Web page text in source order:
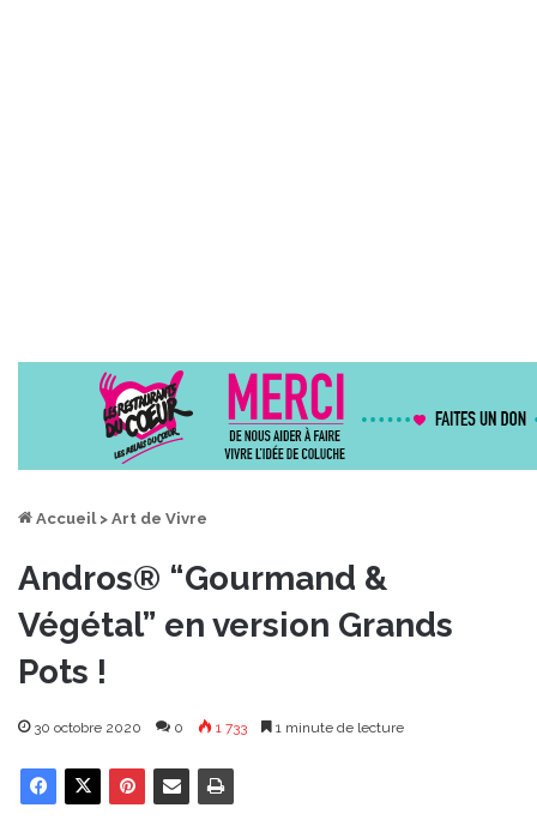
Accueil > Art de Vivre
Andros® “Gourmand &
Végétal” en version Grands
Pots !
30 octobre 2020 0 1 733 1 minute de lecture